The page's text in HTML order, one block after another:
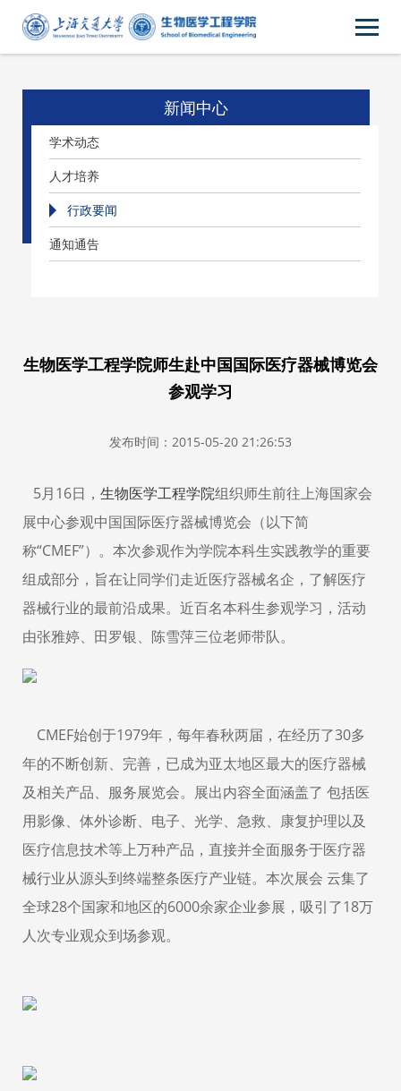
新闻中心
学术动态
人才培养
行政要闻
通知通告
生物医学工程学院师生赴中国国际医疗器械博览会
参观学习
发布时间：2015-05-20 21:26:53
5月16日， 生物医学工程学院组织师生前往上海国家会
展中心参观中国国际医疗器械博览会（以下简
称“CMEF”）。本次参观作为学院本科生实践教学的重要
组成部分，旨在让同学们走近医疗器械名企，了解医疗
器械行业的最前沿成果。近百名本科生参观学习，活动
由张雅婷、田罗银、陈雪萍三位老师带队。
CMEF始创于1979年，每年春秋两届，在经历了30多
年的不断创新、完善，已成为亚太地区最大的医疗器械
及相关产品、服务展览会。展出内容全面涵盖了 包括医
用影像、体外诊断、电子、光学、急救、康复护理以及
医疗信息技术等上万种产品，直接并全面服务于医疗器
械行业从源头到终端整条医疗产业链。本次展会 云集了
全球28个国家和地区的6000余家企业参展，吸引了18万
人次专业观众到场参观。